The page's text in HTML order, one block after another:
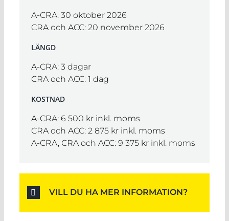
A-CRA: 30 oktober 2026
CRA och ACC: 20 november 2026
LÄNGD
A-CRA: 3 dagar
CRA och ACC: 1 dag
KOSTNAD
A-CRA: 6 500 kr inkl. moms
CRA och ACC: 2 875 kr inkl. moms
A-CRA, CRA och ACC: 9 375 kr inkl. moms
VILL DU HA MER INFORMATION?